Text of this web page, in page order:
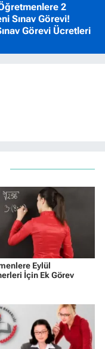
2
Sınav Görevi!
Görevi Ücretleri
Eylül
İçin Ek Görev